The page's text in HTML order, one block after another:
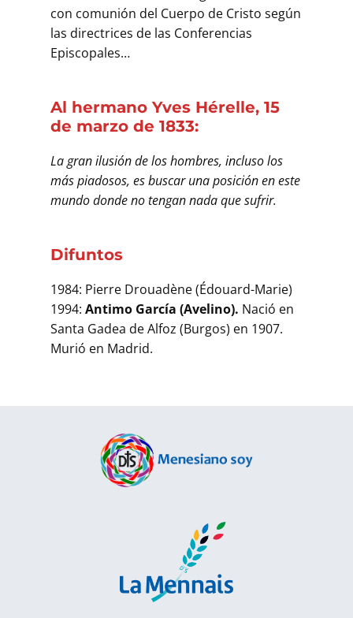
con comunión del Cuerpo de Cristo según
las directrices de las Conferencias
Episcopales…
Al hermano Yves Hérelle, 15
de marzo de 1833:
La gran ilusión de los hombres, incluso los
más piadosos, es buscar una posición en este
mundo donde no tengan nada que sufrir.
Difuntos
1984: Pierre Drouadène (Édouard-Marie)
1994: Antimo García (Avelino). Nació en
Santa Gadea de Alfoz (Burgos) en 1907.
Murió en Madrid.